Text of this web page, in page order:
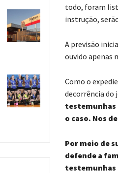
todo, foram
instrução,
A previsão
ouvido apenas
Como o
decorrência do
testemunhas
o caso. Nos
Por meio de
defende a
testemunhas